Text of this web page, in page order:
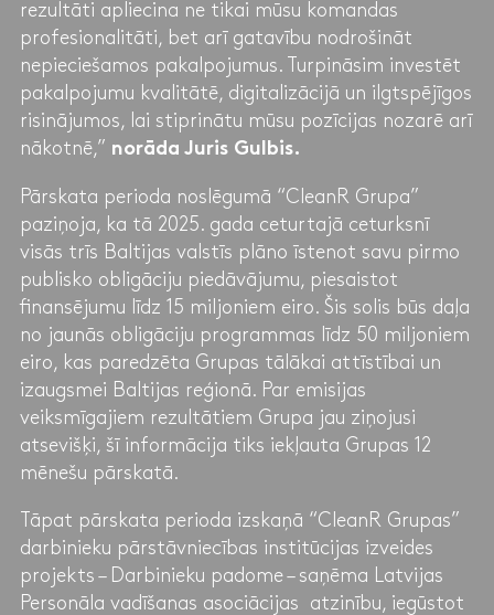
rezultāti apliecina ne tikai mūsu komandas
profesionalitāti, bet arī gatavību nodrošināt
nepieciešamos pakalpojumus. Turpināsim investēt
pakalpojumu kvalitātē, digitalizācijā un ilgtspējīgos
risinājumos, lai stiprinātu mūsu pozīcijas nozarē arī
nākotnē,” norāda Juris Gulbis.
Pārskata perioda noslēgumā “CleanR Grupa”
paziņoja, ka tā 2025. gada ceturtajā ceturksnī
visās trīs Baltijas valstīs plāno īstenot savu pirmo
publisko obligāciju piedāvājumu, piesaistot
finansējumu līdz 15 miljoniem eiro. Šis solis būs daļa
no jaunās obligāciju programmas līdz 50 miljoniem
eiro, kas paredzēta Grupas tālākai attīstībai un
izaugsmei Baltijas reģionā. Par emisijas
veiksmīgajiem rezultātiem Grupa jau ziņojusi
atsevišķi, šī informācija tiks iekļauta Grupas 12
mēnešu pārskatā.
Tāpat pārskata perioda izskaņā “CleanR Grupas”
darbinieku pārstāvniecības institūcijas izveides
projekts – Darbinieku padome – saņēma Latvijas
Personāla vadīšanas asociācijas atzinību, iegūstot